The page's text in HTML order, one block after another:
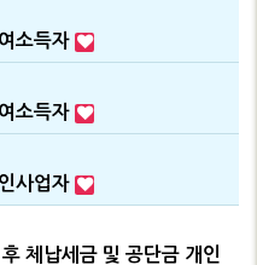
소득자
소득자
사업자
체납세금 및 공단금 개인